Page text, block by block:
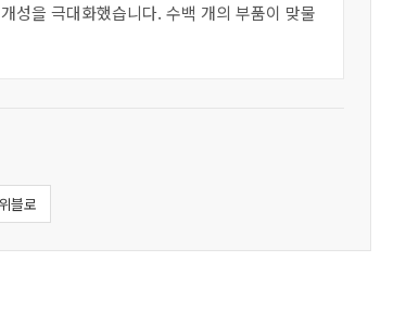
성을 극대화했습니다. 수백 개의 부품이 맞물
블로